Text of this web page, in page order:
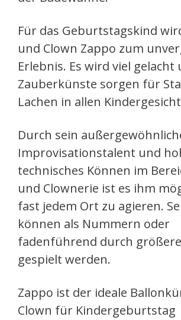
Für das Geburtstagskind
und Clown Zappo zum
Erlebnis. Es wird viel gelacht
Zauberkünste sorgen für
Lachen in allen
Durch sein
Improvisationstalent und
technisches Können im
und Clownerie ist es ihm
fast jedem Ort zu agieren.
können als Nummern oder
fadenführend durch
gespielt werden.
Zappo ist der ideale
Clown für Kindergeburtstag